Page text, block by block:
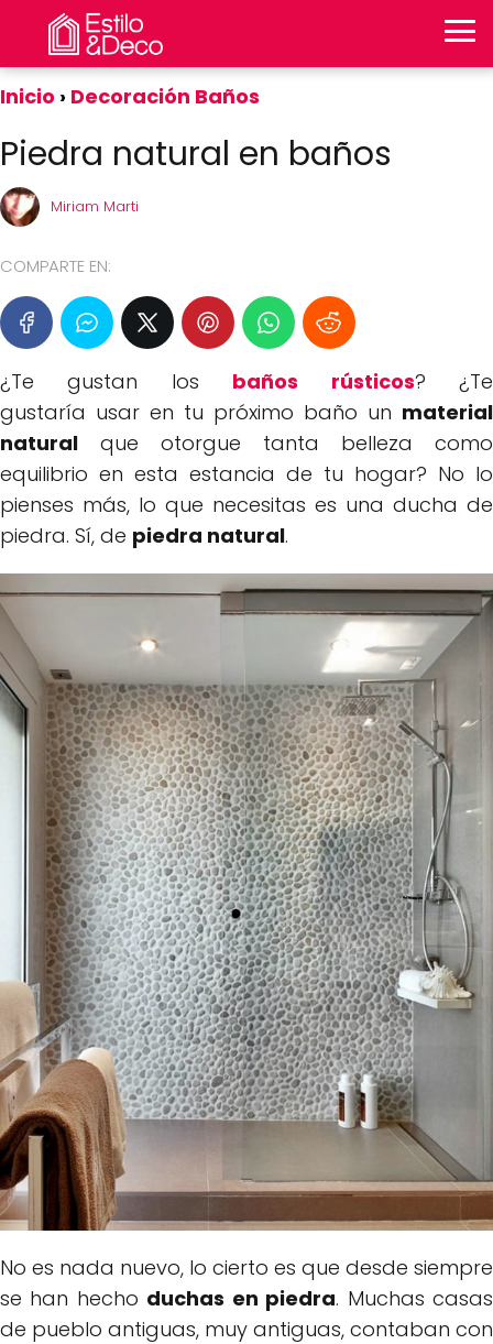
Inicio Decoración Baños
Piedra natural en baños
Miriam Marti
COMPARTE EN:
¿Te gustan los baños rústicos? ¿Te
gustaría usar en tu próximo baño un material
natural que otorgue tanta belleza como
equilibrio en esta estancia de tu hogar? No lo
pienses más, lo que necesitas es una ducha de
piedra. Sí, de piedra natural.
No es nada nuevo, lo cierto es que desde siempre
se han hecho duchas en piedra. Muchas casas
de pueblo antiguas, muy antiguas, contaban con